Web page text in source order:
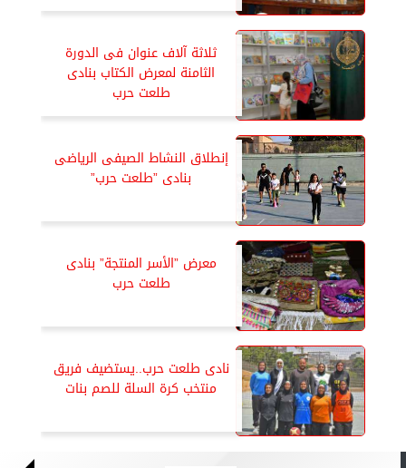
ثلاثة آلاف عنوان فى الدورة
الثامنة لمعرض الكتاب بنادى
طلعت حرب
إنطلاق النشاط الصيفى الرياضى
بنادى ”طلعت حرب”
معرض ”الأسر المنتجة” بنادى
طلعت حرب
نادى طلعت حرب..يستضيف فريق
منتخب كرة السلة للصم بنات